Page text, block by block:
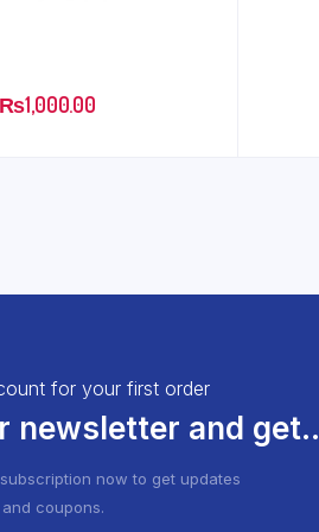
₨1,000.00
for your first order
newsletter and
now to get updates
coupons.